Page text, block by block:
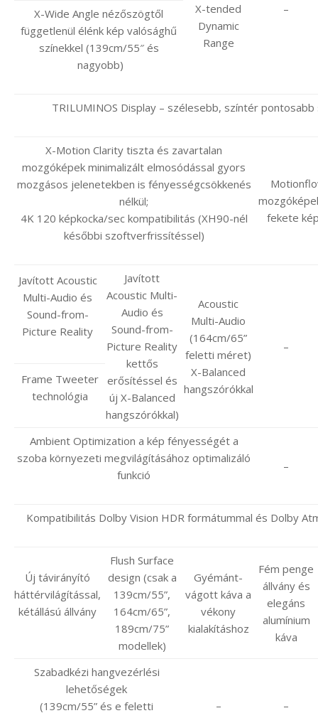
X-tended
Dynamic
Range
–
X-Wide Angle nézőszögtől
függetlenül élénk kép valósághű
színekkel (139cm/55″ és
nagyobb)
TRILUMINOS Display – szélesebb, színtér
X-Motion Clarity tiszta és zavartalan
mozgóképek minimalizált elmosódással gyors
mozgásos jelenetekben is fényességcsökkenés
nélkül;
4K 120 képkocka/sec kompatibilitás (XH90-nél
későbbi szoftverfrissítéssel)
fekete
Javított Acoustic
Multi-Audio és
Sound-from-
Picture Reality
Javított
Acoustic Multi-
Audio és
Sound-from-
Picture Reality
kettős
erősítéssel és
új X-Balanced
hangszórókkal)
Acoustic
Multi-Audio
(164cm/65”
feletti méret)
X-Balanced
hangszórókkal
–
Frame Tweeter
technológia
Ambient Optimization a kép fényességét a
szoba környezeti megvilágításához optimalizáló
funkció
–
Kompatibilitás Dolby Vision HDR formátummal és Dolby
Új távirányító
háttérvilágítással,
kétállású állvány
Flush Surface
design (csak a
139cm/55”,
164cm/65”,
189cm/75”
modellek)
Gyémánt-
vágott káva a
vékony
kialakításhoz
Fém penge
állvány és
elegáns
alumínium
káva
Szabadkézi hangvezérlési
lehetőségek
(139cm/55” és e feletti
– –